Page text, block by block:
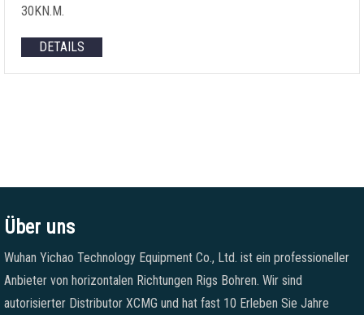
30KN.M.
DETAILS
Über uns
Wuhan Yichao Technology Equipment Co., Ltd. ist ein professioneller
Anbieter von horizontalen Richtungen Rigs Bohren. Wir sind
autorisierter Distributor XCMG und hat fast 10 Erleben Sie Jahre